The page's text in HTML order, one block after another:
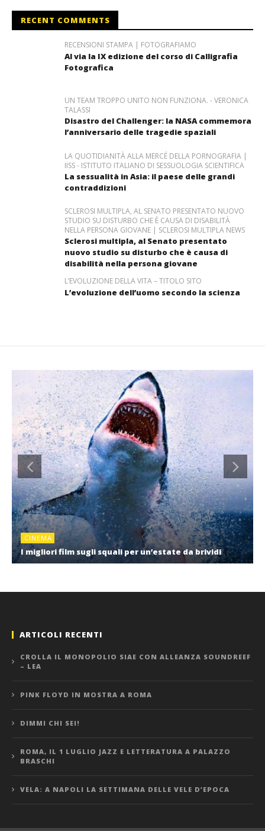
RECENT COMMENTS
RECENSIONI STAMPA | FOTOGRAFIAMO
Al via la IX edizione del corso di Calligrafia
Fotografica
UN TEAM TROPPO UNITO NON FUNZIONA. - VERONICA
TALASSI
Disastro del Challenger: la NASA commemora
l’anniversario delle tragedie spaziali
LA QUOTIDIANITÀ ALLA MERCÉ DELLA PORNOGRAFIA |
IISS - ISTITUTO ITALIANO DI SESSUOLOGIA SCIENTIFICA
La sessualità in Asia: il paese delle grandi
contraddizioni
SCLEROSI MULTIPLA, AL SENATO PRESENTATO NUOVO
STUDIO SU DISTURBO CHE È CAUSA DI DISABILITÀ
NELLA PERSONA GIOVANE | SCLEROSI MULTIPLA NEWS
Sclerosi multipla, al Senato presentato
nuovo studio su disturbo che è causa di
disabilità nella persona giovane
L’EVOLUZIONE DELLA VITA – TITOLO SITO
L’evoluzione dell’uomo secondo la scienza
CINEMA
I migliori film sugli squali per un’estate da brividi
ARTICOLI RECENTI
CROLLA IL MONOPOLIO SIAE CON ALLEANZA SOUNDREEF
– LEA
PINK FLOYD IN MOSTRA A ROMA
DIMMI CHI SEI!
ROMA, IL 1 LUGLIO JAZZ E LETTERATURA A PALAZZO
BRASCHI
VELA: A NAPOLI LA SETTIMANA DELLE VELE D’EPOCA